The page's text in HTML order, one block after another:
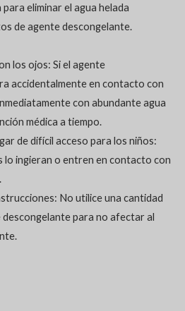
eliminar el agua helada
de agente descongelante.
los ojos: Si el agente
accidentalmente en contacto con
con abundante agua
médica a tiempo.
de difícil acceso para los niños:
lo ingieran o entren en contacto con
No utilice una cantidad
descongelante para no afectar al